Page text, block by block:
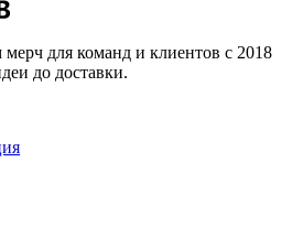
для команд и клиентов с 2018
до доставки.